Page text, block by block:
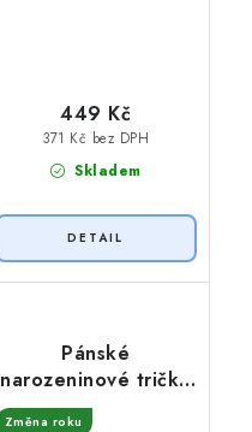
Skladem
371 Kč bez DPH
449 Kč
Pánské
narozeninové tričko
32 let odpočívám
Změna roku